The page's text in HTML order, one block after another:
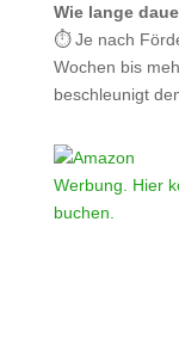
Wie lange
⏱️ Je nach
Wochen bis
beschleunigt
Werbung. Hier
buchen.